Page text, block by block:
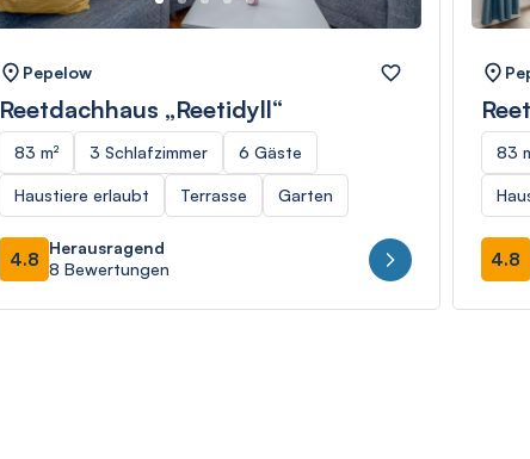
Pepelow
Reetdachhaus „Reetidyll“
83 m² 3 Schlafzimmer 6 Gäste
Haustiere erlaubt Terrasse Garten
4.8
Herausragend
8 Bewertungen
83
4.8